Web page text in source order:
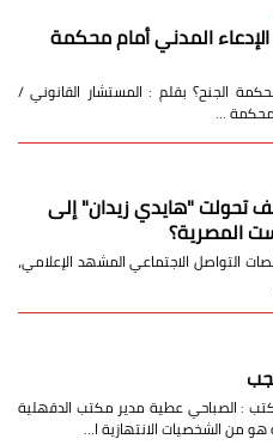
المدني أمام محكمة
الجنح؟ بقلم : المستشار القانوني /
محكمة …
تحولت "هايدي زيدان" إلى
المصرية؟
الاجتماعي المشهد الإعلامي،
: الصباحي عطية مدير مكتب الدقهلية
من الشخصيات الانتهازية ا…